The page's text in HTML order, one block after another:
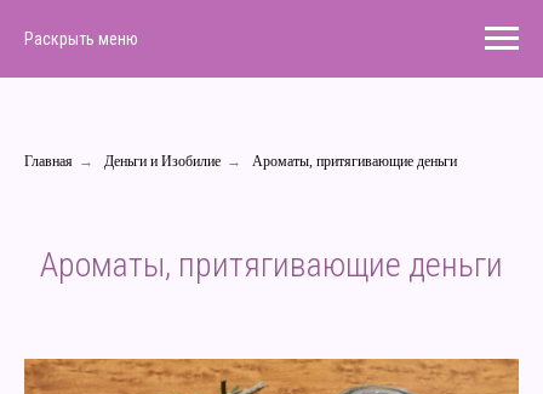
Раскрыть меню
Главная → Деньги и Изобилие → Ароматы, притягивающие деньги
Ароматы, притягивающие деньги